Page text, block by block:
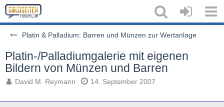
Platin & Palladium: Barren und Münzen zur Wertanlage
Platin-/Palladiumgalerie mit eigenen
Bildern von Münzen und Barren
David M. Reymann 14. September 2007